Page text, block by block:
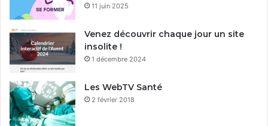
11 juin 2025
Venez découvrir chaque jour un site
insolite !
1 décembre 2024
Les WebTV Santé
2 février 2018